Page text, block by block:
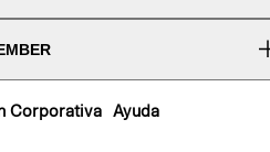
Corporativa Ayuda